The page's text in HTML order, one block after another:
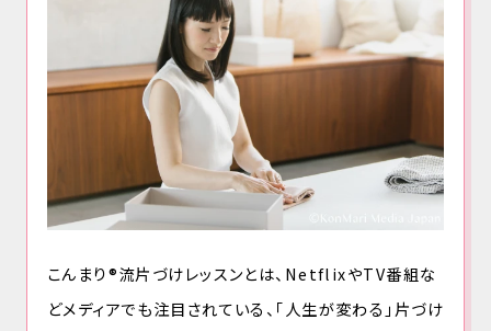
こんまり®流片づけレッスンとは、NetflixやTV番組な
どメディアでも注目されている、「人生が変わる」片づけ